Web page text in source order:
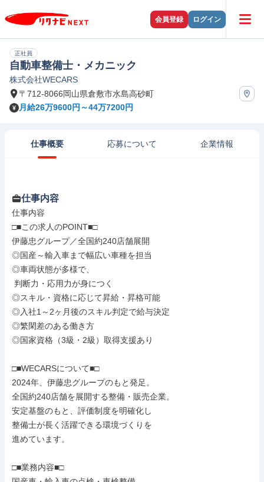
会員登録 ログイン
正社員
自動車整備士・メカニック
株式会社WECARS
〒712-8066岡山県倉敷市水島高砂町
月給26万9600円～44万7200円
仕事概要 応募について 企業情報
仕事内容
仕事内容
□■この求人のPOINT■□
伊藤忠グループ／全国約240店舗展開
◎国産～輸入車まで幅広い車種を担当
◎車両状態が多様で、
◎スキル・資格に応じて昇給・昇格可能
◎入社1～2ヶ月後のスキル判定で給与決定
◎繁閑差のある働き方
◎国家資格（3級・2級）取得支援あり
□■WECARSについて■□
2024年、伊藤忠グループのもと発足。
全国約240店舗を展開する整備・販売企業。
安定基盤のもと、評価制度を明確化し
整備士が長く活躍できる環境づくりを
進めています。
□■業務内容■□